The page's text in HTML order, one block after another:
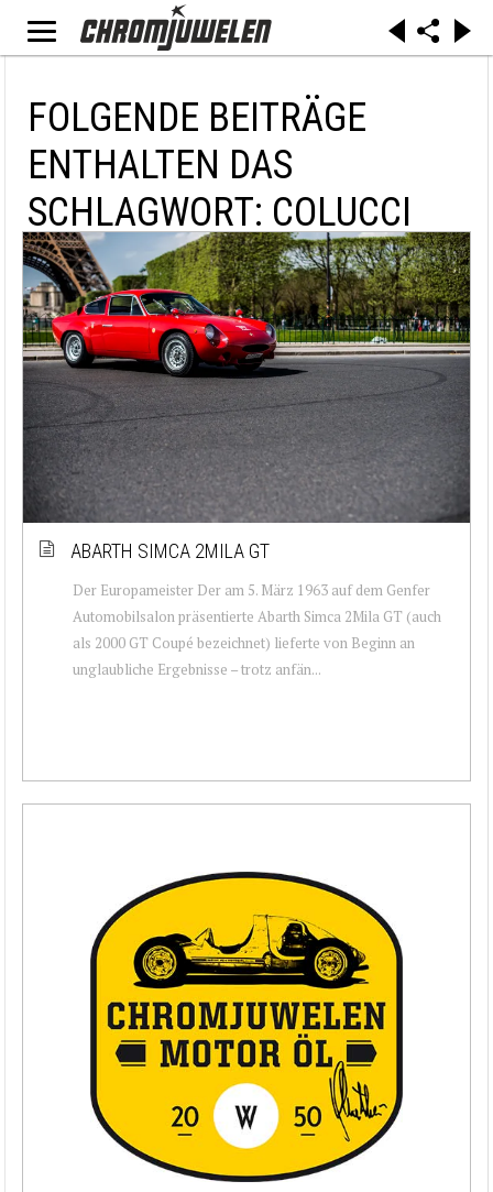
FOLGENDE BEITRÄGE
ENTHALTEN DAS
SCHLAGWORT: COLUCCI
ABARTH SIMCA 2MILA GT
Der Europameister Der am 5. März 1963 auf dem Genfer
Automobilsalon präsentierte Abarth Simca 2Mila GT (auch
als 2000 GT Coupé bezeichnet) lieferte von Beginn an
unglaubliche Ergebnisse – trotz anfän...